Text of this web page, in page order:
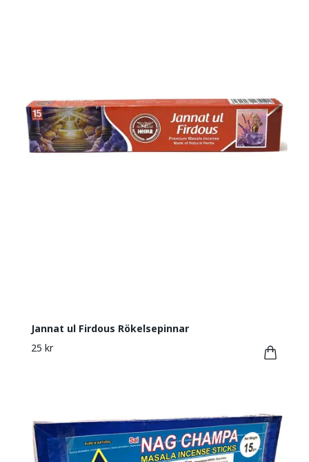
Jannat ul Firdous Rökelsepinnar
25 kr